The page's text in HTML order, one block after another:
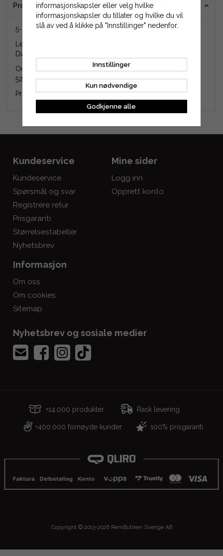
Produktinformasjon
5-pakning med brytebolt inkludert låsemutter.
Lengde: 50,8 mm.
Diameter: 7,9 mm.
Originalnummer på produktet er 00659100, 659100,
521001, 5210010, 52100100, 052100100.
Produktet er en ettermarkedsdel (ikke original).
Kundeservice
Kundeservice
Spørsmål og svar
Registrere retur
Prisgaranti
Størrelsestabeller
Nyhetsbrev
Mine sider
Logg inn
Opprett konto
Informasjon
Om oss
Om cookies
Sitemap
Nyhetsbrev og sosiale medier
+14.000 produkter Rask levering
+400.000 fornøyde kunder 100% prisgaranti
Copyright © 2013-2026 RemButiken Sverige AB
informasjonskapsler eller velg hvilke
informasjonskapsler du tillater og hvilke du vil
slå av ved å klikke på "Innstillinger" nedenfor.
Innstillinger
Kun nødvendige
Godkjenne alle